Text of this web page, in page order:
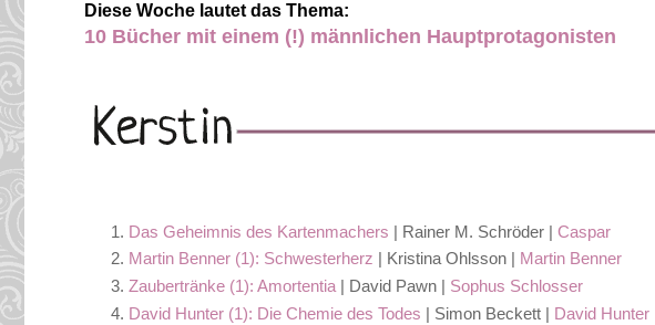
Diese Woche lautet das Thema:
10 Bücher mit einem (!) männlichen Hauptprotagonisten
Das Geheimnis des Kartenmachers | Rainer M. Schröder | Caspar
Martin Benner (1): Schwesterherz | Kristina Ohlsson | Martin Benner
Zaubertränke (1): Amortentia | David Pawn | Sophus Schlosser
David Hunter (1): Die Chemie des Todes | Simon Beckett | David Hunter